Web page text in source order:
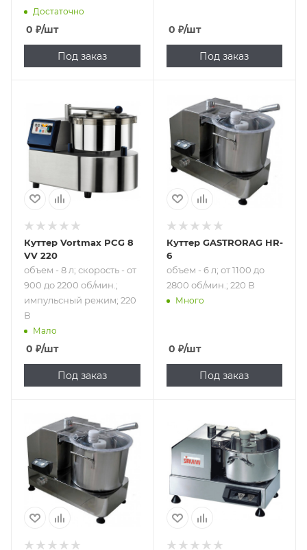
Достаточно
0 ₽/шт
Под заказ
0 ₽/шт
Под заказ
объем - 8 л;
скорость - от 900
до 2200 об/мин.;
импульсный
Куттер Vortmax PCG 8
VV 220
объем - 8 л; скорость - от
900 до 2200 об/мин.;
импульсный режим; 220
В
Мало
0 ₽/шт
Под заказ
Подпись к товару
объем - 6 л; от
1100 до 2800 об/
мин.; 220 В
Куттер GASTRORAG HR-
6
объем - 6 л; от 1100 до
2800 об/мин.; 220 В
Много
0 ₽/шт
Под заказ
Подпись к товару
объем - 9 л;
скорость - от 1100
до 2800 об/мин.;
220 В
объем - 3.3 л;
скорость - 2800
об/мин.; 220 В